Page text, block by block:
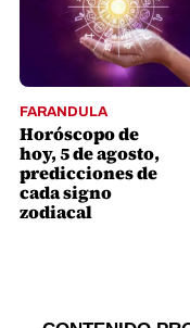
FARANDULA
Horóscopo de
hoy, 5 de agosto,
predicciones de
cada signo
zodiacal